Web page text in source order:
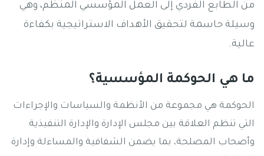
من الطابع الفردي إلى العمل المؤسسي المنظم، وهي
وسيلة حاسمة لتحقيق الأهداف الاستراتيجية بكفاءة
عالية.
ما هي الحوكمة المؤسسية؟
الحوكمة هي مجموعة من الأنظمة والسياسات والإجراءات
التي تنظم العلاقة بين مجلس الإدارة والإدارة التنفيذية
وأصحاب المصلحة، بما يضمن الشفافية والمساءلة وإدارة